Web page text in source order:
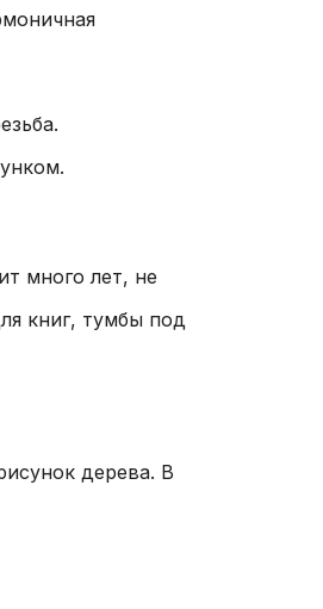
много лет, не
книг, тумбы под
дерева. В